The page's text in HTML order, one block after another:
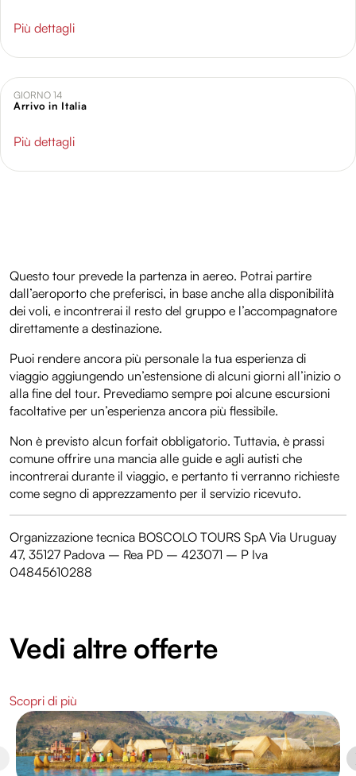
Più dettagli
GIORNO 14
Arrivo in Italia
Più dettagli
Questo tour prevede la partenza in aereo. Potrai partire
dall’aeroporto che preferisci, in base anche alla disponibilità
dei voli, e incontrerai il resto del gruppo e l’accompagnatore
direttamente a destinazione.
Puoi rendere ancora più personale la tua esperienza di
viaggio aggiungendo un’estensione di alcuni giorni all’inizio o
alla fine del tour. Prevediamo sempre poi alcune escursioni
facoltative per un’esperienza ancora più flessibile.
Non è previsto alcun forfait obbligatorio. Tuttavia, è prassi
comune offrire una mancia alle guide e agli autisti che
incontrerai durante il viaggio, e pertanto ti verranno richieste
come segno di apprezzamento per il servizio ricevuto.
Organizzazione tecnica BOSCOLO TOURS SpA Via Uruguay
47, 35127 Padova – Rea PD – 423071 – P Iva
04845610288
Vedi altre offerte
Scopri di più